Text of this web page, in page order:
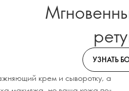
УЗНАТЬ
крем и сыворотку, а